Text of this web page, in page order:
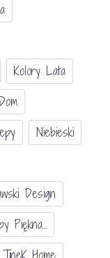
Kolory Lata
Niebieski
Design
Piękna...
TineK Home